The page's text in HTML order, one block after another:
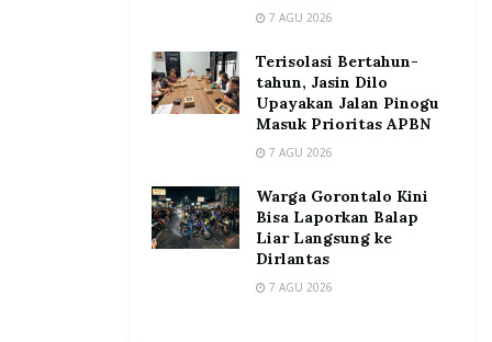
7 AGU 2026
Terisolasi Bertahun-
tahun, Jasin Dilo
Upayakan Jalan Pinogu
Masuk Prioritas APBN
7 AGU 2026
Warga Gorontalo Kini
Bisa Laporkan Balap
Liar Langsung ke
Dirlantas
7 AGU 2026